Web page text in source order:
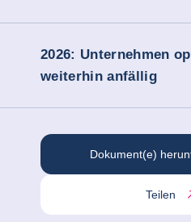
2026: Unternehmen
weiterhin anfällig
Dokument(e)
Teilen